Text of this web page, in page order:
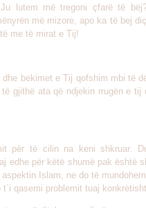
lutem më tregoni çfarë të
më mizore, apo ka të bej
me të mirat e Tij!
bekimet e Tij qofshim mbi të
gjithë ata që ndjekin rrugën e tij
për të cilin na keni shkruar.
edhe për këtë shumë pak është
Islam, ne do të
qasemi problemit tuaj